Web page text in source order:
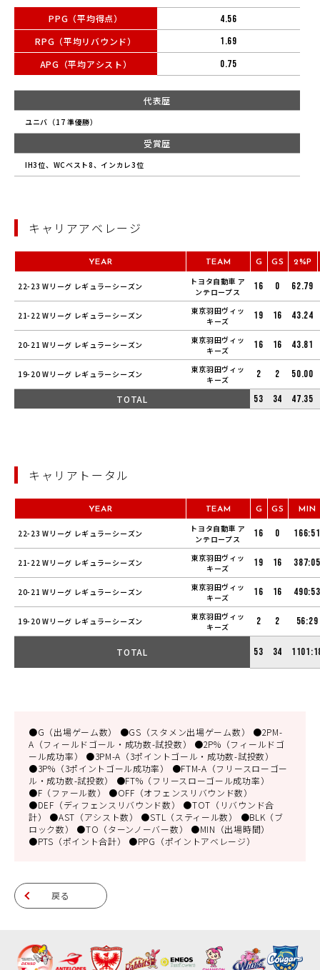
PPG（平均得点）
RPG（平均リバウンド）
APG（平均アシスト）
4.56
1.69
0.75
代表歴
ユニバ（17 準優勝）
受賞歴
IH3位、WCベスト8、インカレ3位
キャリアアベレージ
YEAR TEAM G GS 2%P
22-23 Wリーグ レギュラーシーズン
トヨタ自動車 ア
ンテロープス
16 0 62.79
21-22 Wリーグ レギュラーシーズン
東京羽田ヴィッ
キーズ
19 16 43.24
20-21 Wリーグ レギュラーシーズン
東京羽田ヴィッ
キーズ
16 16 43.81
19-20 Wリーグ レギュラーシーズン
東京羽田ヴィッ
キーズ
2 2 50.00
TOTAL 53 34 47.35
キャリアトータル
YEAR TEAM G GS MIN
22-23 Wリーグ レギュラーシーズン
トヨタ自動車 ア
ンテロープス
16 0 166:51
21-22 Wリーグ レギュラーシーズン
東京羽田ヴィッ
キーズ
19 16 387:05
20-21 Wリーグ レギュラーシーズン
東京羽田ヴィッ
キーズ
16 16 490:53
19-20 Wリーグ レギュラーシーズン
東京羽田ヴィッ
キーズ
2 2 56:29
TOTAL 53 34
●G（出場ゲーム数） ●GS（スタメン出場ゲーム数） ●2PM-
A（フィールドゴール・成功数-試投数） ●2P%（フィールドゴ
ール成功率） ●3PM-A（3ポイントゴール・成功数-試投数）
●3P%（3ポイントゴール成功率） ●FTM-A（フリースローゴー
ル・成功数-試投数） ●FT%（フリースローゴール成功率）
●F（ファール数） ●OFF（オフェンスリバウンド数）
●DEF（ディフェンスリバウンド数） ●TOT（リバウンド合
計） ●AST（アシスト数） ●STL（スティール数） ●BLK（ブ
ロック数） ●TO（ターンノーバー数） ●MIN（出場時間）
●PTS（ポイント合計） ●PPG（ポイントアベレージ）
戻る